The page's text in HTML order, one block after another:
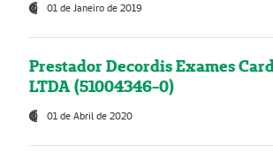
01 de Janeiro de 2019
Prestador Decordis Exames
LTDA (51004346-0)
01 de Abril de 2020